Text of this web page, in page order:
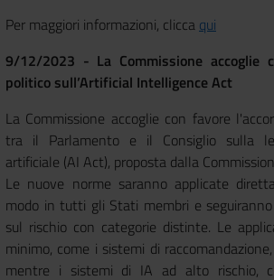
Per maggiori informazioni, clicca qui
9/12/2023 - La Commissione accoglie
politico sull’Artificial Intelligence Act
La Commissione accoglie con favore
tra il Parlamento e il Consiglio sulla
artificiale (AI Act), proposta dalla
Le nuove norme saranno applicate
modo in tutti gli Stati membri e
sul rischio con categorie distinte. Le
minimo, come i sistemi di
mentre i sistemi di IA ad alto rischio,